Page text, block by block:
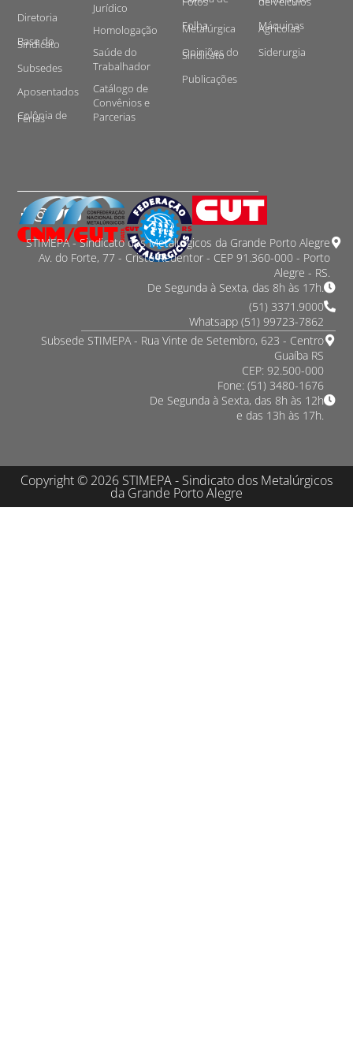
Diretoria
Base do
Sindicato
Subsedes
Aposentados
Colônia de
Férias
Jurídico
Homologação
Saúde do
Trabalhador
Catálogo de
Convênios e
Parcerias
Folha
Metalúrgica
Opiniões do
Sindicato
Publicações
Máquinas
Agrícolas
Siderurgia
STIMEPA - Sindicato dos Metalurgicos da Grande Porto Alegre
Av. do Forte, 77 - Cristo Redentor - CEP 91.360-000 - Porto
Alegre - RS.
De Segunda à Sexta, das 8h às 17h.
(51) 3371.9000
Whatsapp (51) 99723-7862
Subsede STIMEPA - Rua Vinte de Setembro, 623 - Centro
Guaíba RS
CEP: 92.500-000
Fone: (51) 3480-1676
De Segunda à Sexta, das 8h às 12h
e das 13h às 17h.
Copyright © 2026 STIMEPA - Sindicato dos Metalúrgicos
da Grande Porto Alegre